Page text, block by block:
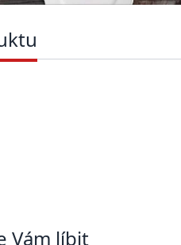
Vám líbit